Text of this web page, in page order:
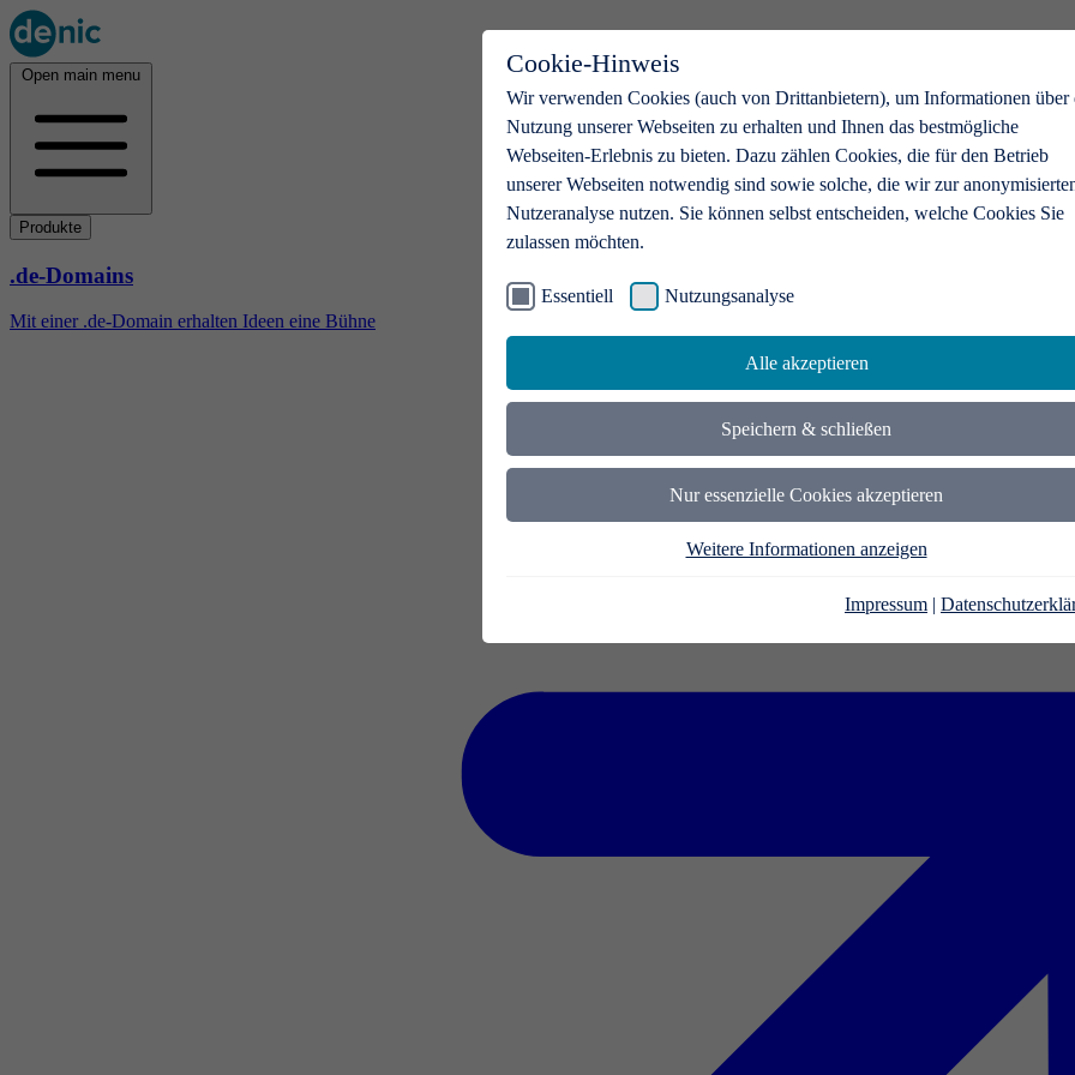
Cookie-Hinweis
Wir verwenden Cookies (auch von Drittanbietern), um Informationen über
Nutzung unserer Webseiten zu erhalten und Ihnen das bestmögliche
Webseiten-Erlebnis zu bieten. Dazu zählen Cookies, die für den Betrieb
unserer Webseiten notwendig sind sowie solche, die wir zur
Nutzeranalyse nutzen. Sie können selbst entscheiden, welche Cookies Sie
zulassen möchten.
Essentiell Nutzungsanalyse
Alle akzeptieren
Speichern & schließen
Nur essenzielle Cookies akzeptieren
Weitere Informationen anzeigen
Impressum |
Open main menu
Produkte
.de-Domains
Mit einer .de-Domain erhalten Ideen eine Bühne